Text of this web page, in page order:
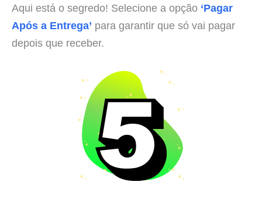
Aqui está o segredo! Selecione a opção ‘Pagar
Após a Entrega’ para garantir que só vai pagar
depois que receber.